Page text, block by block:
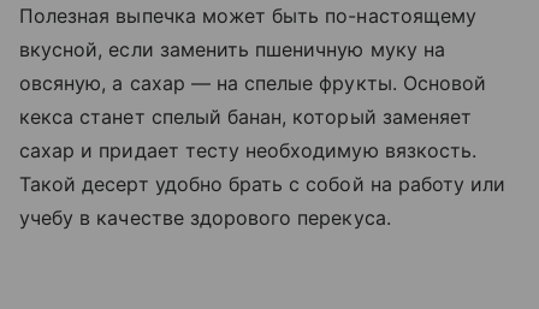
Полезная выпечка может быть по-настоящему
вкусной, если заменить пшеничную муку на
овсяную, а сахар — на спелые фрукты. Основой
кекса станет спелый банан, который заменяет
сахар и придает тесту необходимую вязкость.
Такой десерт удобно брать с собой на работу или
учебу в качестве здорового перекуса.